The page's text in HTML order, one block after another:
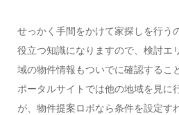
せっかく手間をかけて家探しを行う
役立つ知識になりますので、検討エ
域の物件情報もついでに確認するこ
ポータルサイトでは他の地域を見に
が、物件提案ロボなら条件を設定す